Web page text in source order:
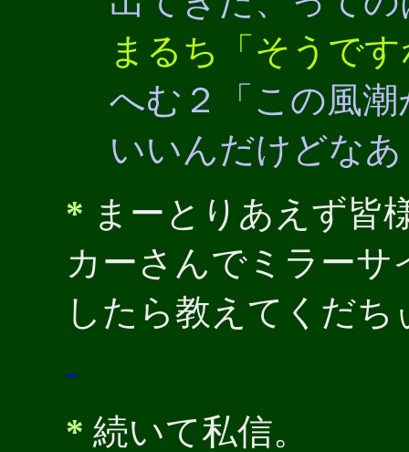
まるち「そうで
へむ２「この風
いいんだけどな
* まーとりあえず皆
カーさんでミラー
したら教えてくだち
-
* 続いて私信。